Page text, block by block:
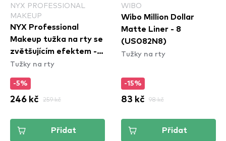
NYX PROFESSIONAL
MAKEUP
NYX Professional
Makeup tužka na rty se
zvětšujícím efektem -
Duck Plump Plumping
Dose
Tužky na rty
-5%
246 kč 259 kč
Přidat
WIBO
Wibo Million Dollar
Matte Liner - 8
(US082N8)
Tužky na rty
-15%
83 kč 98 kč
Přidat